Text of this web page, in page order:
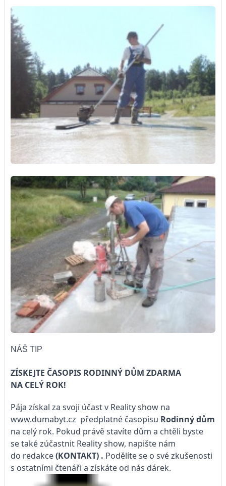
NÁŠ TIP
ZÍSKEJTE ČASOPIS RODINNÝ DŮM ZDARMA
NA CELÝ ROK!
Pája získal za svoji účast v Reality show na
www.dumabyt.cz předplatné časopisu Rodinný dům
na celý rok. Pokud právě stavíte dům a chtěli byste
se také zúčastnit Reality show, napište nám
do redakce(KONTAKT) . Podělíte se o své zkušenosti
s ostatními čtenáři a získáte od nás dárek.